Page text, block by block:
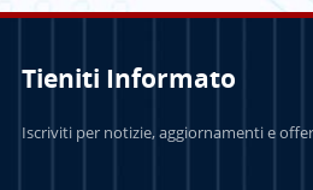
Tieniti Informato
Iscriviti per notizie, aggiornamenti e